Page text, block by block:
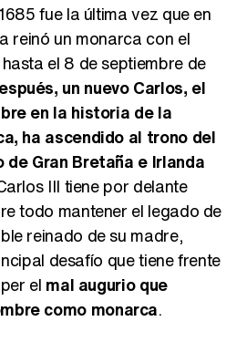
fue la última vez que en
reinó un monarca con el
el 8 de septiembre de
un nuevo Carlos, el
en la historia de la
ha ascendido al trono del
de Gran Bretaña e Irlanda
III tiene por delante
todo mantener el legado de
reinado de su madre,
desafío que tiene frente
el mal augurio que
como monarca.